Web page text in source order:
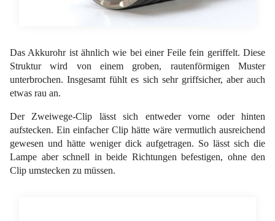
Das Akkurohr ist ähnlich wie bei einer Feile fein geriffelt. Diese
Struktur wird von einem groben, rautenförmigen Muster
unterbrochen. Insgesamt fühlt es sich sehr griffsicher, aber auch
etwas rau an.
Der Zweiwege-Clip lässt sich entweder vorne oder hinten
aufstecken. Ein einfacher Clip hätte wäre vermutlich ausreichend
gewesen und hätte weniger dick aufgetragen. So lässt sich die
Lampe aber schnell in beide Richtungen befestigen, ohne den
Clip umstecken zu müssen.